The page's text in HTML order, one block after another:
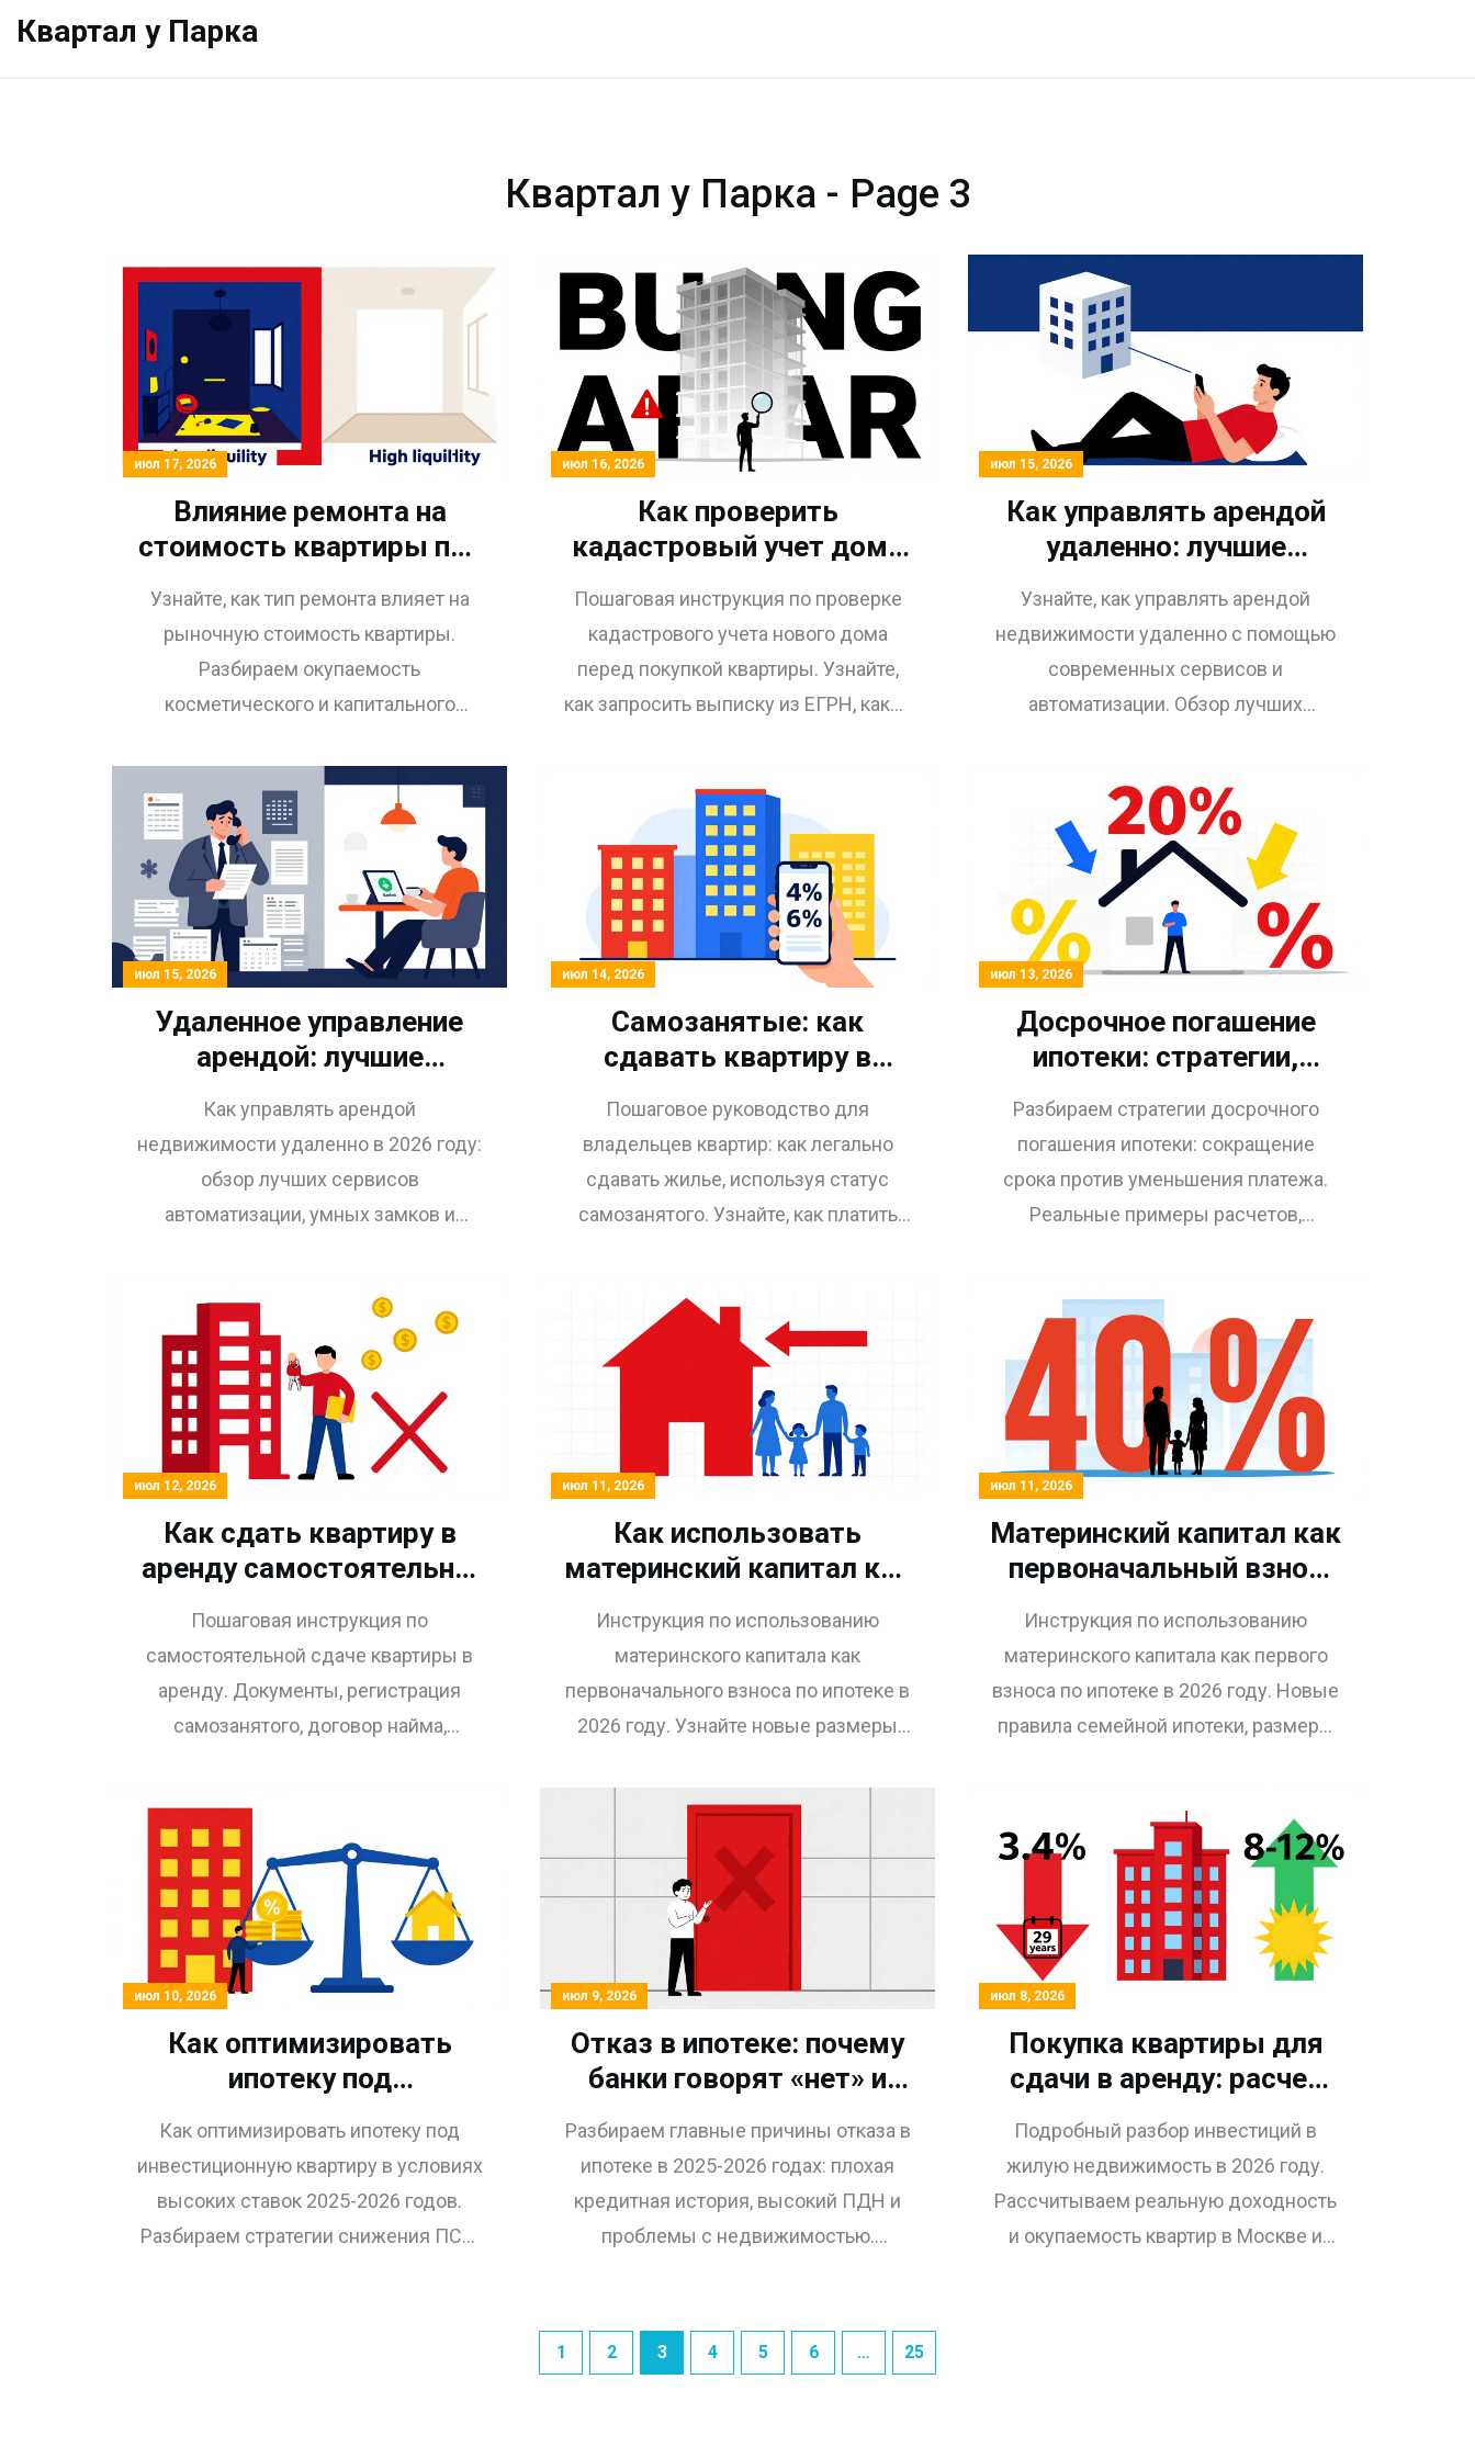
Квартал у Парка
Квартал у Парка - Page 3
июл 17, 2026
Влияние ремонта на
стоимость квартиры при
и советы
Узнайте, как тип ремонта влияет на
рыночную стоимость квартиры.
Разбираем окупаемость
косметического и капитального
ошибки собственников при оценке
недвижимости.
июл 16, 2026
Как проверить
кадастровый учет дома
квартиры в новостройке:
пошаговая инструкция
Пошаговая инструкция по проверке
кадастрового учета нового дома
перед покупкой квартиры. Узнайте,
как запросить выписку из ЕГРН, какие
новостройками.
июл 15, 2026
Как управлять арендой
удаленно: лучшие
автоматизация в 2026
году
Узнайте, как управлять арендой
недвижимости удаленно с помощью
современных сервисов и
автоматизации. Обзор лучших
внедрению умных замков и
юридические нюансы.
июл 15, 2026
Удаленное управление
арендой: лучшие
и реальные кейсы на
2026 год
Как управлять арендой
недвижимости удаленно в 2026 году:
обзор лучших сервисов
автоматизации, умных замков и
июл 14, 2026
Самозанятые: как
сдавать квартиру в
налог 4-6% в 2026 году
Пошаговое руководство для
владельцев квартир: как легально
сдавать жилье, используя статус
самозанятого. Узнайте, как платить
налог» и избегать штрафов в 2026
году.
июл 13, 2026
Досрочное погашение
ипотеки: стратегии,
расчет выгоды и
реальные цифры
Разбираем стратегии досрочного
погашения ипотеки: сокращение
срока против уменьшения платежа.
Реальные примеры расчетов,
июл 12, 2026
Как сдать квартиру в
аренду самостоятельно:
для собственника
Пошаговая инструкция по
самостоятельной сдаче квартиры в
аренду. Документы, регистрация
самозанятого, договор найма,
июл 11, 2026
Как использовать
материнский капитал как
по ипотеке в 2026 году:
инструкция и изменения
Инструкция по использованию
материнского капитала как
первоначального взноса по ипотеке в
2026 году. Узнайте новые размеры
ипотеке (взрос 40%) и пошаговый
алгоритм действий.
июл 11, 2026
Материнский капитал как
первоначальный взнос
новые правила и
пошаговая инструкция
Инструкция по использованию
материнского капитала как первого
взноса по ипотеке в 2026 году. Новые
правила семейной ипотеки, размеры
июл 10, 2026
Как оптимизировать
ипотеку под
квартиру в 2026 году:
стратегии, ставки и риски
Как оптимизировать ипотеку под
инвестиционную квартиру в условиях
высоких ставок 2025-2026 годов.
Разбираем стратегии снижения ПСК,
июл 9, 2026
Отказ в ипотеке: почему
банки говорят «нет» и
как исправить ситуацию
в 2025-2026 году
Разбираем главные причины отказа в
ипотеке в 2025-2026 годах: плохая
кредитная история, высокий ПДН и
проблемы с недвижимостью.
шансы на одобрение кредита.
июл 8, 2026
Покупка квартиры для
сдачи в аренду: расчет
окупаемости и
доходности в 2026 году
Подробный разбор инвестиций в
жилую недвижимость в 2026 году.
Рассчитываем реальную доходность
и окупаемость квартир в Москве и
1 2 3 4 5 6 … 25